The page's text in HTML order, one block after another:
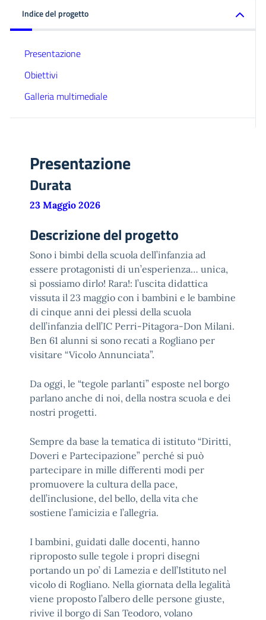
Indice del progetto
Presentazione
Obiettivi
Galleria multimediale
Presentazione
Durata
23 Maggio 2026
Descrizione del progetto
Sono i bimbi della scuola dell’infanzia ad
essere protagonisti di un’esperienza… unica,
sì possiamo dirlo! Rara!: l’uscita didattica
vissuta il 23 maggio con i bambini e le bambine
di cinque anni dei plessi della scuola
dell’infanzia dell’IC Perri-Pitagora-Don Milani.
Ben 61 alunni si sono recati a Rogliano per
visitare “Vicolo Annunciata”.
Da oggi, le “tegole parlanti” esposte nel borgo
parlano anche di noi, della nostra scuola e dei
nostri progetti.
Sempre da base la tematica di istituto “Diritti,
Doveri e Partecipazione” perché si può
partecipare in mille differenti modi per
promuovere la cultura della pace,
dell’inclusione, del bello, della vita che
sostiene l’amicizia e l’allegria.
I bambini, guidati dalle docenti, hanno
riproposto sulle tegole i propri disegni
portando un po’ di Lamezia e dell’Istituto nel
vicolo di Rogliano. Nella giornata della legalità
viene proposto l’albero delle persone giuste,
rivive il borgo di San Teodoro, volano